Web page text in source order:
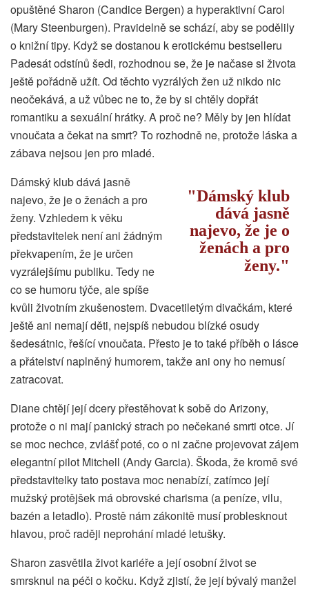
opuštěné Sharon (Candice Bergen) a hyperaktivní Carol
(Mary Steenburgen). Pravidelně se schází, aby se podělily
o knižní tipy. Když se dostanou k erotickému bestselleru
Padesát odstínů šedi, rozhodnou se, že je načase si života
ještě pořádně užít. Od těchto vyzrálých žen už nikdo nic
neočekává, a už vůbec ne to, že by si chtěly dopřát
romantiku a sexuální hrátky. A proč ne? Měly by jen hlídat
vnoučata a čekat na smrt? To rozhodně ne, protože láska a
zábava nejsou jen pro mladé.
Dámský klub
dává jasně
najevo, že je o
ženách a pro
ženy.
Dámský klub dává jasně
najevo, že je o ženách a pro
ženy. Vzhledem k věku
představitelek není ani žádným
překvapením, že je určen
vyzrálejšímu publiku. Tedy ne
co se humoru týče, ale spíše
kvůli životním zkušenostem. Dvacetiletým divačkám, které
ještě ani nemají děti, nejspíš nebudou blízké osudy
šedesátnic, řešící vnoučata. Přesto je to také příběh o lásce
a přátelství naplněný humorem, takže ani ony ho nemusí
zatracovat.
Diane chtějí její dcery přestěhovat k sobě do Arizony,
protože o ni mají panický strach po nečekané smrti otce. Jí
se moc nechce, zvlášť poté, co o ni začne projevovat zájem
elegantní pilot Mitchell (Andy Garcia). Škoda, že kromě své
představitelky tato postava moc nenabízí, zatímco její
mužský protějšek má obrovské charisma (a peníze, vilu,
bazén a letadlo). Prostě nám zákonitě musí problesknout
hlavou, proč raději neprohání mladé letušky.
Sharon zasvětila život kariéře a její osobní život se
smrsknul na péči o kočku. Když zjistí, že její bývalý manžel